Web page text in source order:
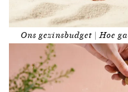
Ons gezinsbudget | Hoe